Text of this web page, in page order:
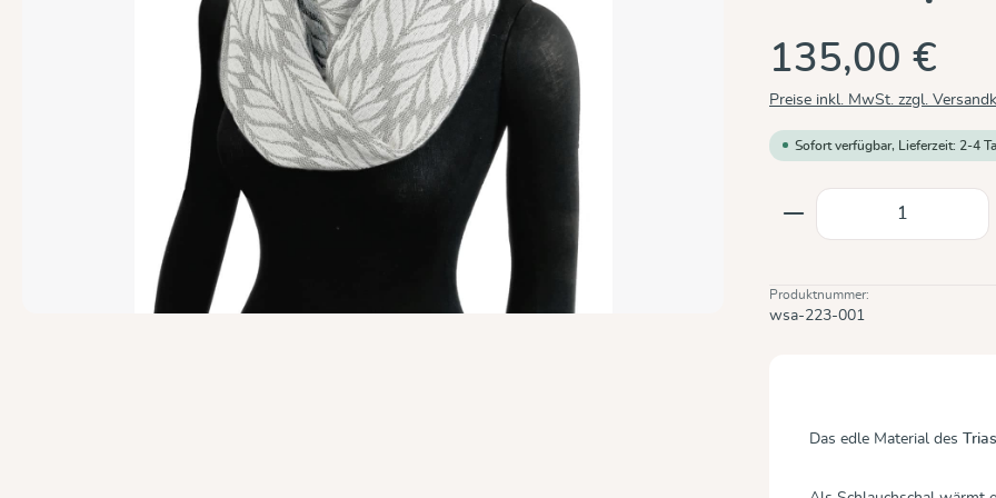
135,00 €
Preise inkl. MwSt. zzgl.
Sofort verfügbar, Lieferzeit: 2-4
Produkt Anzahl:
Produktnummer:
wsa-223-001
Das edle Material des